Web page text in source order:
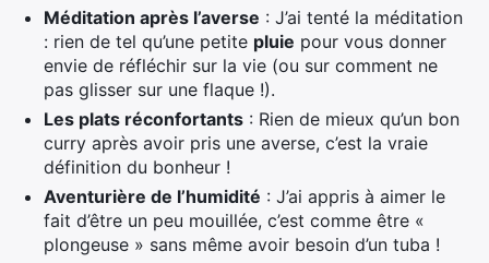
Méditation après l’averse : J’ai tenté la méditation
: rien de tel qu’une petite pluie pour vous donner
envie de réfléchir sur la vie (ou sur comment ne
pas glisser sur une flaque !).
Les plats réconfortants : Rien de mieux qu’un bon
curry après avoir pris une averse, c’est la vraie
définition du bonheur !
Aventurière de l’humidité : J’ai appris à aimer le
fait d’être un peu mouillée, c’est comme être «
plongeuse » sans même avoir besoin d’un tuba !